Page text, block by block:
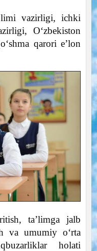
vazirligi, ichki
O‘zbekiston
qarori e’lon
ta’limga jalb
va umumiy o‘rta
holati